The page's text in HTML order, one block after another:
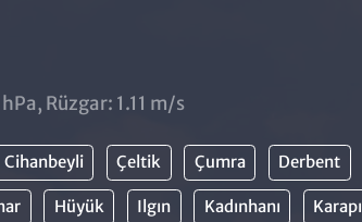
Rüzgar: 1.11 m/s
Cihanbeyli Çeltik Çumra Derbent
Hüyük Ilgın Kadınhanı